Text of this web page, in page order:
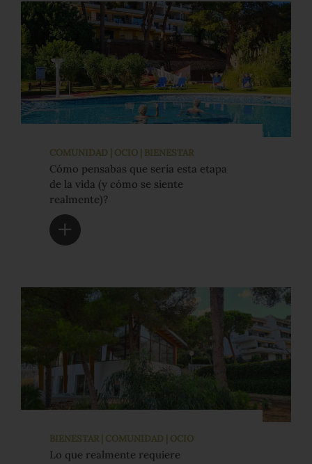
COMUNIDAD | OCIO | BIENESTAR
Cómo pensabas que sería esta etapa
de la vida (y cómo se siente
realmente)?
BIENESTAR | COMUNIDAD | OCIO
Lo que realmente requiere